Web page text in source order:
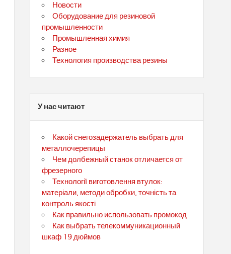
Новости
Оборудование для резиновой
промышленности
Промышленная химия
Разное
Технология производства резины
У нас читают
Какой снегозадержатель выбрать для
металлочерепицы
Чем долбежный станок отличается от
фрезерного
Технології виготовлення втулок:
матеріали, методи обробки, точність та
контроль якості
Как правильно использовать промокод
Как выбрать телекоммуникационный
шкаф 19 дюймов